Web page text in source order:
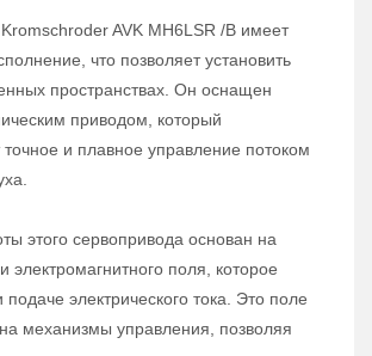
AVK MH6LSR /B имеет
что позволяет установить
пространствах. Он оснащен
приводом, который
точное и плавное управление потоком
этого сервопривода основан на
электромагнитного поля, которое
подаче электрического тока. Это поле
на механизмы управления, позволяя